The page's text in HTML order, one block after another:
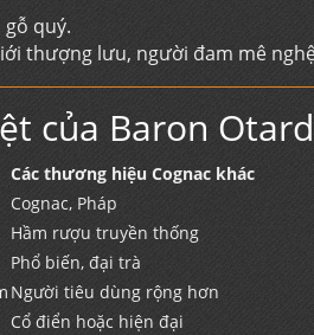
quý.
thượng lưu, người đam mê
của Baron Otard
Các thương hiệu Cognac khác
Cognac, Pháp
Hầm rượu truyền thống
Phổ biến, đại trà
Người tiêu dùng rộng hơn
Cổ điển hoặc hiện đại